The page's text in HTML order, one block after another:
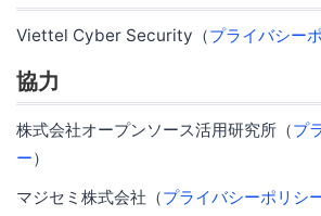
Viettel Cyber Security（プライバシー
協力
株式会社オープンソース活用研究所（プ
ー）
マジセミ株式会社（プライバシーポリシ